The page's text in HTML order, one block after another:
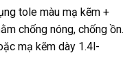
tole màu mạ kẽm +
chống nóng, chống ồn.
mạ kẽm dày 1.4l-